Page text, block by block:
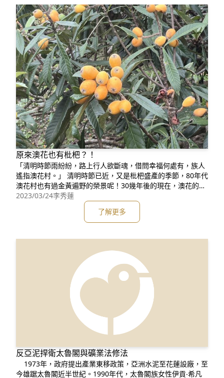
原來澳花也有枇杷？！
「清明時節雨紛紛，路上行人欲斷魂，借問幸福何處有，族人
遙指澳花村。」 清明時節已近，又是枇杷盛產的季節，80年代
澳花村也有過金黃遍野的榮景呢！30幾年後的現在，澳花的枇
杷去哪了？…… 澳花村的枇杷已結實累累(照片提供：楊純宜)
古時因枇杷「備四時之氣」(註一)而被視為佳果，結實累累的
金黃果實名之「黃金丸」，象徵吉祥美好、幸福安康、子嗣昌
盛、富裕充足，故古人喜於庭園栽植。早期種植傳統作物的
2023/03/24李秀蓮
了解更多
反亞泥捍衛太魯閣與礦業法修法
1973年，政府提出產業東移政策，亞洲水泥至花蓮設廠，至
今雄踞太魯閣近半世紀。1990年代，太魯閣族女性伊貢‧希凡